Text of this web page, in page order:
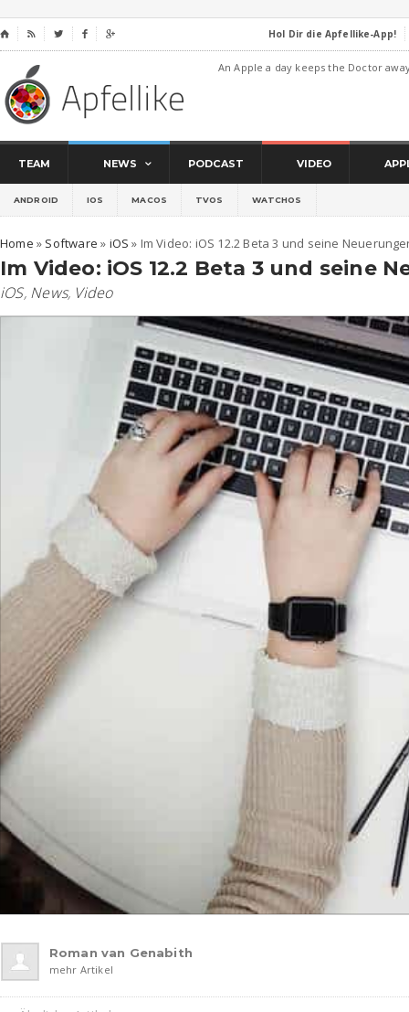
⌂     Hol Dir die Apfellike-App!
An Apple a day keeps the Doctor
TEAM NEWS PODCAST VIDEO
ANDROID IOS MACOS TVOS WATCHOS
Home » Software » iOS » Im Video: iOS 12.2 Beta 3 und seine
Im Video: iOS 12.2 Beta 3 und seine
iOS, News, Video
Roman van Genabith
mehr Artikel